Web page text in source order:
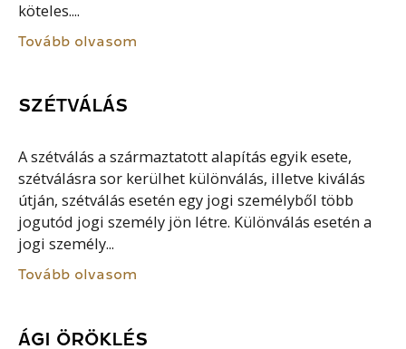
köteles....
Tovább olvasom
SZÉTVÁLÁS
A szétválás a származtatott alapítás egyik esete,
szétválásra sor kerülhet különválás, illetve kiválás
útján, szétválás esetén egy jogi személyből több
jogutód jogi személy jön létre. Különválás esetén a
jogi személy...
Tovább olvasom
ÁGI ÖRÖKLÉS